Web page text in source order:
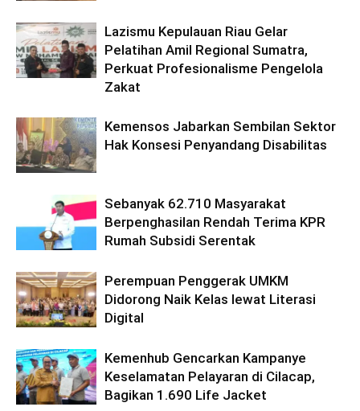
Lazismu Kepulauan Riau Gelar
Pelatihan Amil Regional Sumatra,
Perkuat Profesionalisme Pengelola
Zakat
Kemensos Jabarkan Sembilan Sektor
Hak Konsesi Penyandang Disabilitas
Sebanyak 62.710 Masyarakat
Berpenghasilan Rendah Terima KPR
Rumah Subsidi Serentak
Perempuan Penggerak UMKM
Didorong Naik Kelas lewat Literasi
Digital
Kemenhub Gencarkan Kampanye
Keselamatan Pelayaran di Cilacap,
Bagikan 1.690 Life Jacket